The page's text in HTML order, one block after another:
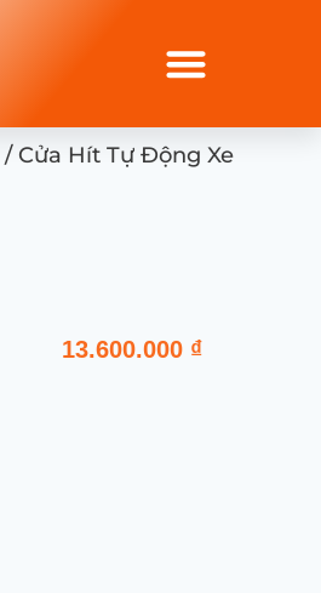
/ Cửa Hít Tự Động Xe
13.600.000 ₫